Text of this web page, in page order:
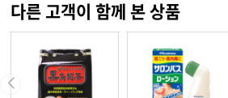
다른 고객이 함께 본 상품